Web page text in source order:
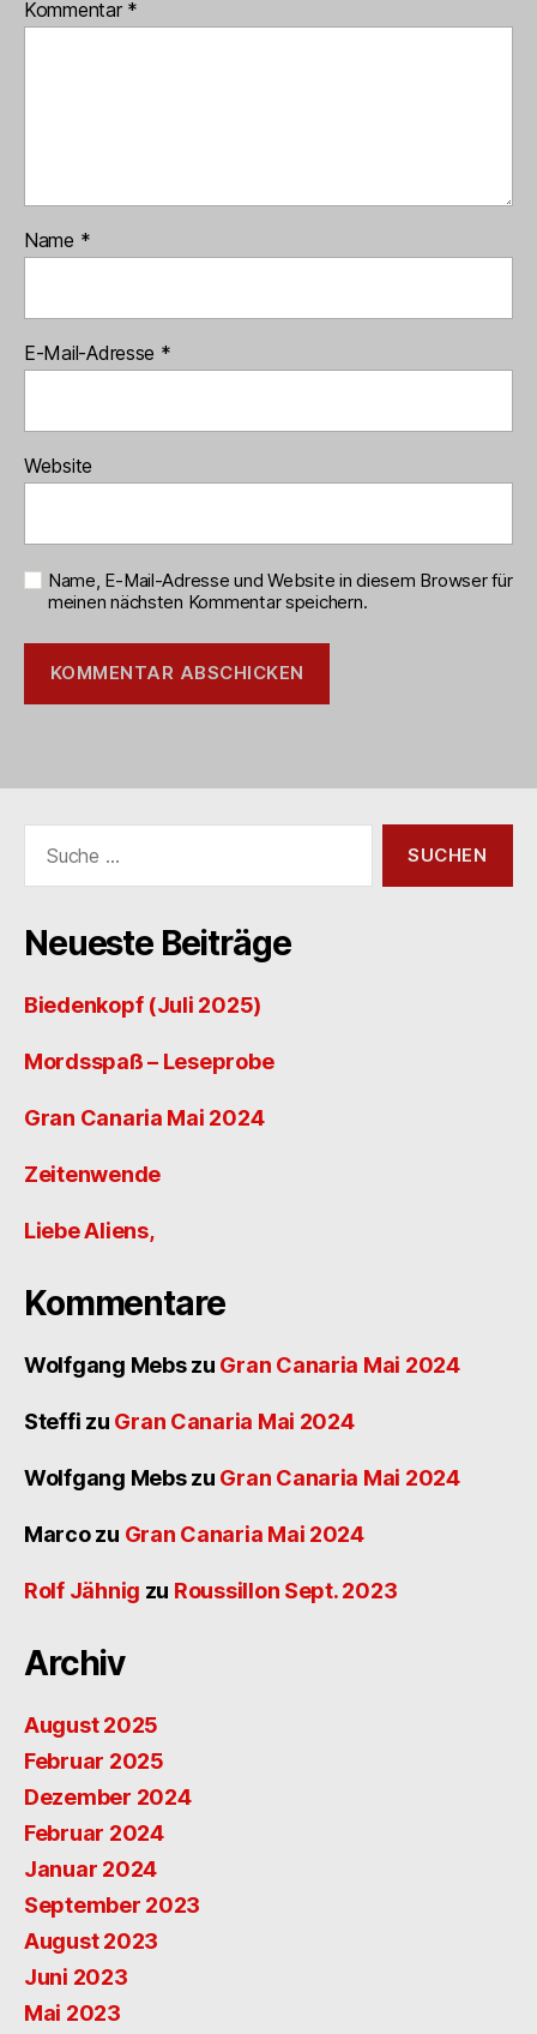
Kommentar *
Name *
E-Mail-Adresse *
Website
Name, E-Mail-Adresse und Website in diesem Browser für
meinen nächsten Kommentar speichern.
nach:
Neueste Beiträge
Biedenkopf (Juli 2025)
Mordsspaß – Leseprobe
Gran Canaria Mai 2024
Zeitenwende
Liebe Aliens,
Kommentare
Wolfgang Mebszu Gran Canaria Mai 2024
Steffi zu Gran Canaria Mai 2024
Wolfgang Mebszu Gran Canaria Mai 2024
Marcozu Gran Canaria Mai 2024
Rolf Jähnig zu Roussillon Sept. 2023
Archiv
August 2025
Februar 2025
Dezember 2024
Februar 2024
Januar 2024
September 2023
August 2023
Juni 2023
Mai 2023